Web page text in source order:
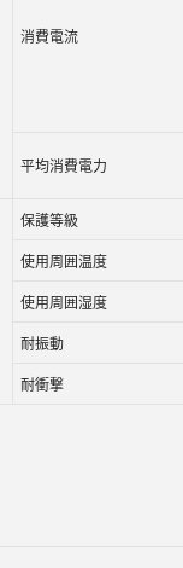
消費電流
平均消費電力
保護等級
使用周囲温度
使用周囲湿度
耐振動
耐衝撃